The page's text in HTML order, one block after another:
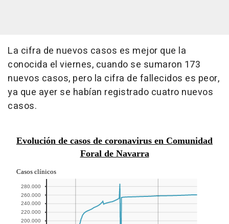
La cifra de nuevos casos es mejor que la
conocida el viernes, cuando se sumaron 173
nuevos casos, pero la cifra de fallecidos es peor,
ya que ayer se habían registrado cuatro nuevos
casos.